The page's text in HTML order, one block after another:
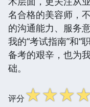
名合格的美容师，
的沟通能力、服务
我的“考试指南”和“
备考的艰辛，也为
础。
评分☆☆☆